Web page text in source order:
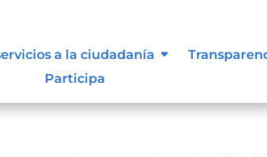
a la ciudadanía
Participa